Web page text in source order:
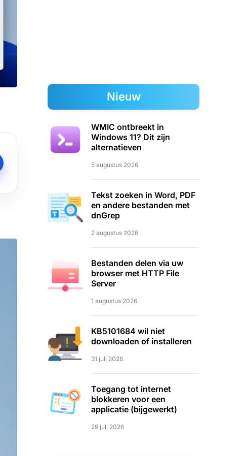
Nieuw
WMIC ontbreekt in
Windows 11? Dit zijn
alternatieven
5 augustus 2026
Tekst zoeken in Word, PDF
en andere bestanden met
dnGrep
2 augustus 2026
Bestanden delen via uw
browser met HTTP File
Server
1 augustus 2026
KB5101684 wil niet
downloaden of installeren
31 juli 2026
Toegang tot internet
blokkeren voor een
applicatie (bijgewerkt)
29 juli 2026